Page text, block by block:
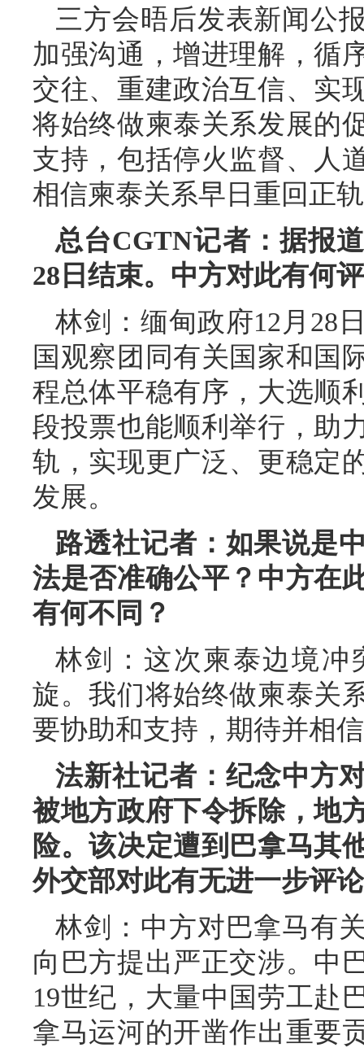
三方会晤后发表新闻公
加强沟通，增进理解，循
交往、重建政治互信、实
将始终做柬泰关系发展的
支持，包括停火监督、人
相信柬泰关系早日重回正
总台CGTN记者：据报
28日结束。中方对此有何
林剑：缅甸政府12月28
国观察团同有关国家和国
程总体平稳有序，大选顺
段投票也能顺利举行，助
轨，实现更广泛、更稳定
发展。
路透社记者：如果说是
法是否准确公平？中方在
有何不同？
林剑：这次柬泰边境冲
旋。我们将始终做柬泰关
要协助和支持，期待并相
法新社记者：纪念中方
被地方政府下令拆除，地
险。该决定遭到巴拿马其
外交部对此有无进一步评
林剑：中方对巴拿马有
向巴方提出严正交涉。中
19世纪，大量中国劳工赴
拿马运河的开凿作出重要